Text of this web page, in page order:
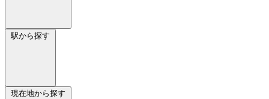
駅から探す
現在地から探す